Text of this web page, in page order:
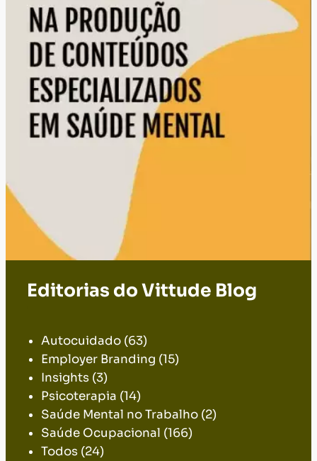
Editorias do Vittude Blog
Autocuidado (63)
Employer Branding (15)
Insights (3)
Psicoterapia (14)
Saúde Mental no Trabalho (2)
Saúde Ocupacional (166)
Todos (24)